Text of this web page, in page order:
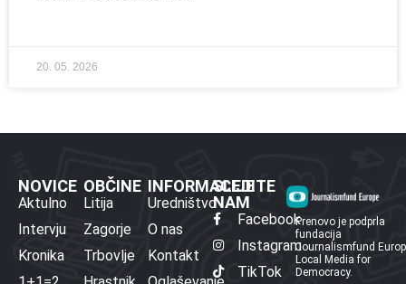
20. 05. 2026
NOVICE
Aktulno
Intervju
Kronika
OBČINE
Litija
Zagorje
Trbovlje
INFORMACIJE
Uredništvo
O nas
Kontakt
SLEDITE
NAM
Facebook
Instagram
TikTok
Prenovo je podprla
fundacija
Journalismfund
Local Media for
Democracy.